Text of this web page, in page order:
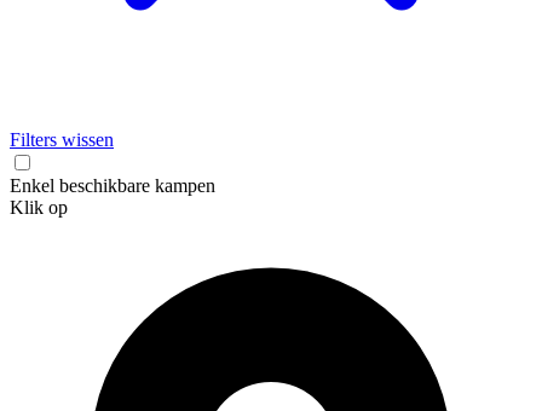
Filters wissen
Enkel beschikbare kampen
Klik op